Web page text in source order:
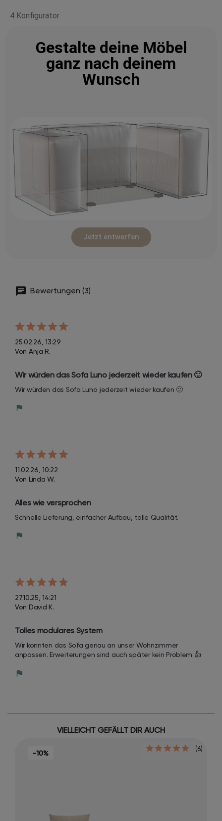
4 Konfigurator
Gestalte deine Möbel
ganz nach deinem
Wunsch
Jetzt entwerfen
Bewertungen (3)
25.02.26, 13:29
Von Anja R.
Wir würden das Sofa Luno jederzeit wieder kaufen 🙂
Wir würden das Sofa Luno jederzeit wieder kaufen 🙂
11.02.26, 10:22
Von Linda W.
Alles wie versprochen
Schnelle Lieferung, einfacher Aufbau, tolle Qualität.
27.10.25, 14:21
Von David K.
Tolles modulares System
Wir konnten das Sofa genau an unser Wohnzimmer
anpassen. Erweiterungen sind auch später kein Problem 👍
VIELLEICHT GEFÄLLT DIR AUCH
-10% (6)